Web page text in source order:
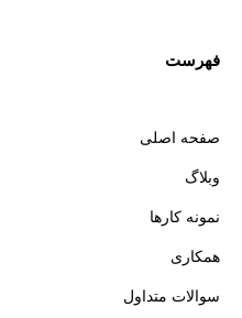
فهرست
صفحه اصلی
وبلاگ
نمونه کارها
همکاری
سوالات متداول